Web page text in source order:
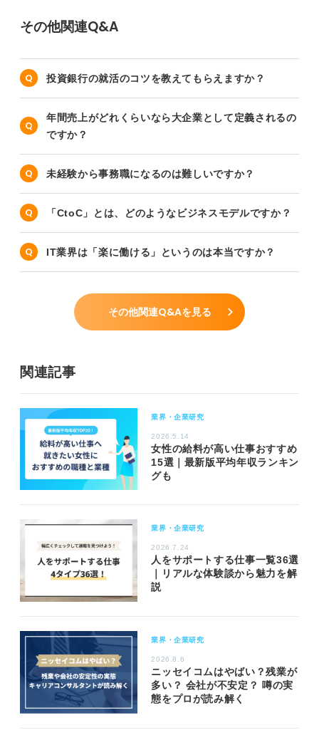
その他関連Q&A
投資銀行の就活のコツを教えてもらえますか？
年間売上がどれくらいなら大企業として定義されるの
ですか？
未経験から事務職になるのは難しいですか？
「CtoC」とは、どのようなビジネスモデルですか？
IT業界は「楽に働ける」というのは本当ですか？
その他関連Q&Aを見る
関連記事
業界・企業研究
2026.5.14
女性の給料が高い仕事おすすめ
15選｜最新版平均年収ランキン
グも
業界・企業研究
2026.7.24
人をサポートする仕事一覧36選
｜リアルな体験談から魅力を解
説
業界・企業研究
2026.8.6
ニッセイコムはやばい？残業が
多い？ 会社が不安定？ 噂の実
態をプロが読み解く